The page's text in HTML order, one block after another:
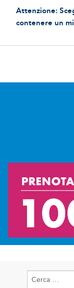
Attenzione:
contenere un